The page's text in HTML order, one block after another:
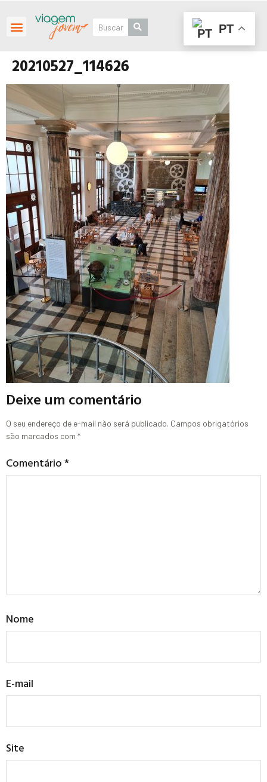
20210527_114626
Deixe um comentário
O seu endereço de e-mail não será publicado. Campos obrigatórios
são marcados com *
Comentário*
Nome
E-mail
Site
PT